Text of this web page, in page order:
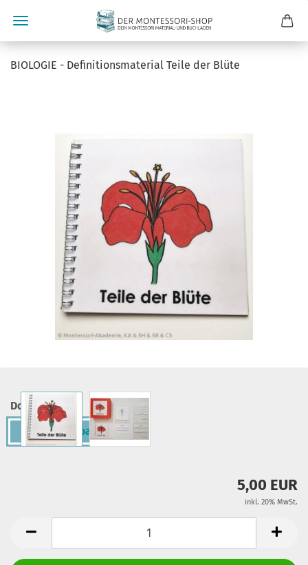
BIO­LO­GIE - De­fi­ni­ti­ons­ma­te­ri­al Teile der Blüte
Downloads:
PDF-Download
5,00 EUR
inkl. 20% MwSt.